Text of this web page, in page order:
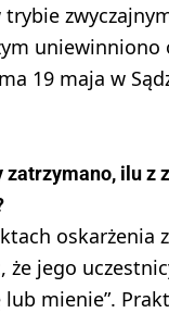
19 maja w
ilu z
oskarżenia
jego
mienie”.